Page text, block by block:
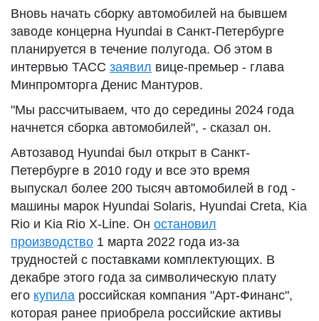
Вновь начать сборку автомобилей на бывшем
заводе концерна Hyundai в Санкт-Петербурге
планируется в течение полугода. Об этом в
интервью ТАСС заявил вице-премьер - глава
Минпромторга Денис Мантуров.
"Мы рассчитываем, что до середины 2024 года
начнется сборка автомобилей", - сказал он.
Автозавод Hyundai был открыт в Санкт-
Петербурге в 2010 году и все это время
выпускал более 200 тысяч автомобилей в год -
машины марок Hyundai Solaris, Hyundai Creta, Kia
Rio и Kia Rio X-Line. Он остановил
производство 1 марта 2022 года из-за
трудностей с поставками комплектующих. В
декабре этого года за символическую плату
его купила российская компания "Арт-Финанс",
которая ранее приобрела российские активы